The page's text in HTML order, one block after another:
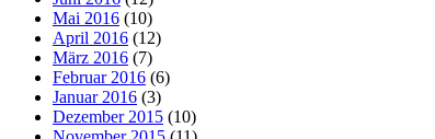
Mai 2016 (10)
April 2016 (12)
März 2016 (7)
Februar 2016 (6)
Januar 2016 (3)
Dezember 2015 (10)